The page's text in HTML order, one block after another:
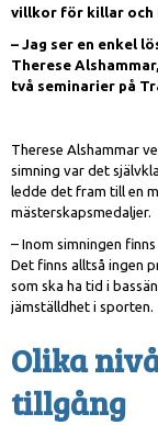
villkor för killar och
– Jag ser en enkel
Therese
två seminarier på
Therese Alshammar
simning var det
ledde det fram till en
mästerskapsmedaljer.
– Inom simningen
Det finns alltså ingen
som ska ha tid i
jämställdhet i sporten.
Olika
tillgång